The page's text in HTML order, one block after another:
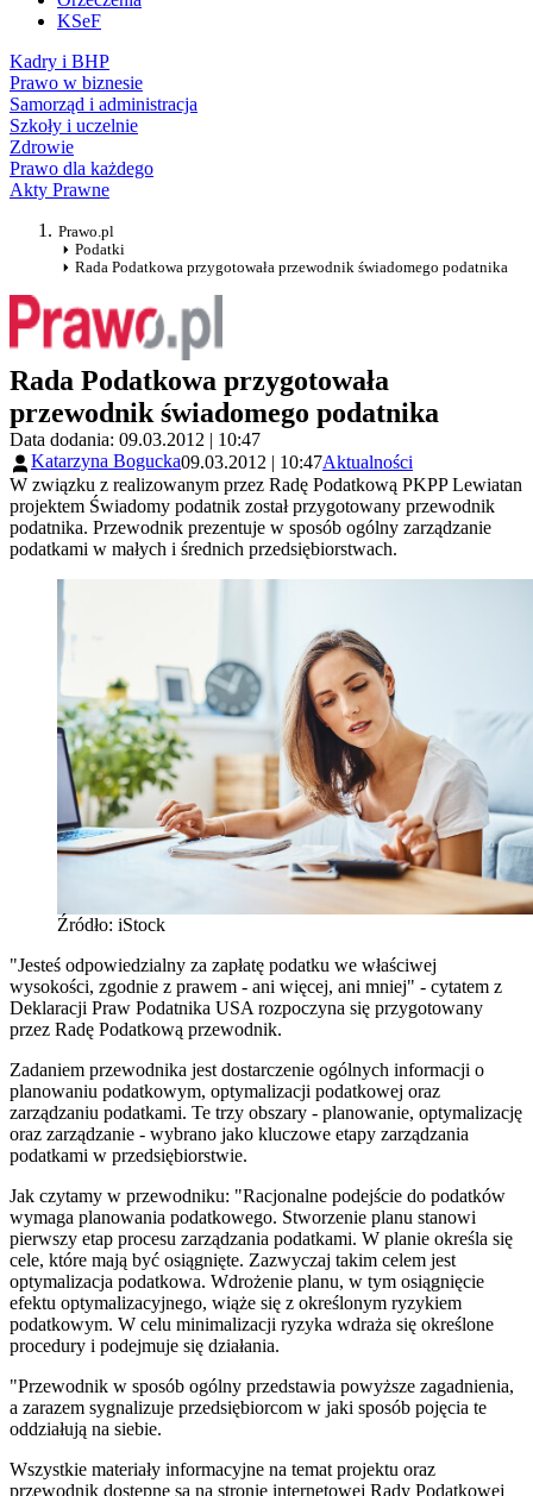
KSeF
Kadry i BHP
Prawo w biznesie
Samorząd i administracja
Szkoły i uczelnie
Zdrowie
Prawo dla każdego
Akty Prawne
Prawo.pl
Podatki
Rada Podatkowa przygotowała przewodnik świadomego podatnika
Rada Podatkowa przygotowała
przewodnik świadomego podatnika
Data dodania: 09.03.2012 | 10:47
Katarzyna Bogucka09.03.2012 | 10:47Aktualności
W związku z realizowanym przez Radę Podatkową PKPP Lewiatan
projektem Świadomy podatnik został przygotowany przewodnik
podatnika. Przewodnik prezentuje w sposób ogólny zarządzanie
podatkami w małych i średnich przedsiębiorstwach.
Źródło: iStock
"Jesteś odpowiedzialny za zapłatę podatku we właściwej
wysokości, zgodnie z prawem - ani więcej, ani mniej" - cytatem z
Deklaracji Praw Podatnika USA rozpoczyna się przygotowany
przez Radę Podatkową przewodnik.
Zadaniem przewodnika jest dostarczenie ogólnych informacji o
planowaniu podatkowym, optymalizacji podatkowej oraz
zarządzaniu podatkami. Te trzy obszary - planowanie, optymalizację
oraz zarządzanie - wybrano jako kluczowe etapy zarządzania
podatkami w przedsiębiorstwie.
Jak czytamy w przewodniku: "Racjonalne podejście do podatków
wymaga planowania podatkowego. Stworzenie planu stanowi
pierwszy etap procesu zarządzania podatkami. W planie określa się
cele, które mają być osiągnięte. Zazwyczaj takim celem jest
optymalizacja podatkowa. Wdrożenie planu, w tym osiągnięcie
efektu optymalizacyjnego, wiąże się z określonym ryzykiem
podatkowym. W celu minimalizacji ryzyka wdraża się określone
procedury i podejmuje się działania.
"Przewodnik w sposób ogólny przedstawia powyższe zagadnienia,
a zarazem sygnalizuje przedsiębiorcom w jaki sposób pojęcia te
oddziałują na siebie.
Wszystkie materiały informacyjne na temat projektu oraz
przewodnik dostępne są na stronie internetowej Rady Podatkowej